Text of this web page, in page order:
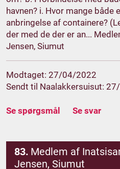
havnen? i. Hvor mange både
anbringelse af containere?
der med de der er an...
Jensen, Siumut
Modtaget: 27/04/2022
Sendt til Naalakkersuisut:
Se spørgsmål Se svar
83. Medlem af
Jensen, Siumut